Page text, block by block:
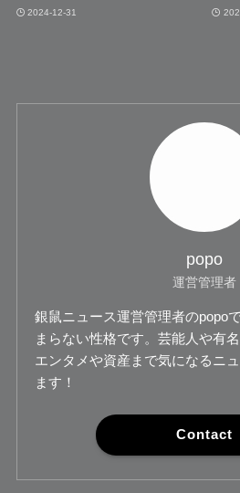
2024-12-31
popo
運営管理者
銀鼠ニュース運営管理者のpopo
まらない性格です。芸能人や有
エンタメや資産まで気になるニ
ます！
Contact